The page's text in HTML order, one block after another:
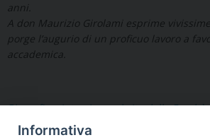
anni.
A don Maurizio Girolami esprime
porge l’augurio di un proficuo lavoro a
accademica.
Biografia e intervista nel sito della Facoltà
Informativa